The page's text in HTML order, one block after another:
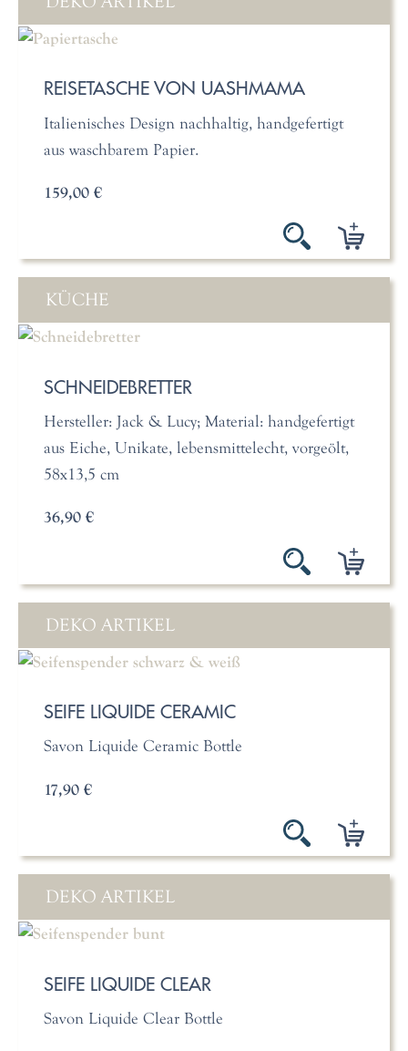
REISETASCHE VON UASHMAMA
Italienisches Design nachhaltig, handgefertigt
aus waschbarem Papier.
159,00 €
KÜCHE
SCHNEIDEBRETTER
Hersteller: Jack & Lucy; Material: handgefertigt
aus Eiche, Unikate, lebensmittelecht, vorgeölt,
58x13,5 cm
36,90 €
DEKO ARTIKEL
SEIFE LIQUIDE CERAMIC
Savon Liquide Ceramic Bottle
17,90 €
DEKO ARTIKEL
SEIFE LIQUIDE CLEAR
Savon Liquide Clear Bottle